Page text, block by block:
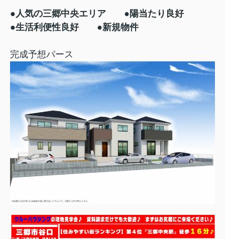
●人気の三郷中央エリア ●陽当たり良好
●生活利便性良好 ●新規物件
完成予想パース